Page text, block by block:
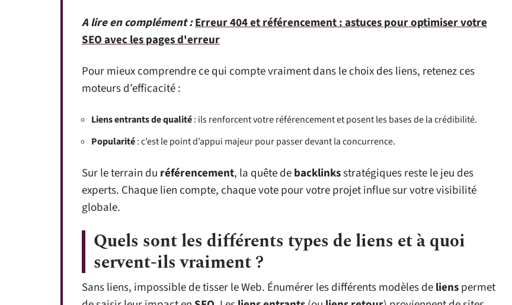
A lire en complément :Erreur 404 et référencement : astuces pour optimiser votre
SEO avec les pages d'erreur
Pour mieux comprendre ce qui compte vraiment dans le choix des liens, retenez ces
moteurs d’efficacité :
Liens entrants de qualité: ils renforcent votre référencement et posent les bases de la crédibilité.
Popularité: c’est le point d’appui majeur pour passer devant la concurrence.
Sur le terrain du référencement, la quête debacklinksstratégiques reste le jeu des
experts. Chaque lien compte, chaque vote pour votre projet influe sur votre visibilité
globale.
Quels sont les différents types de liens et à quoi
servent-ils vraiment ?
Sans liens, impossible de tisser le Web. Énumérer les différents modèles delienspermet